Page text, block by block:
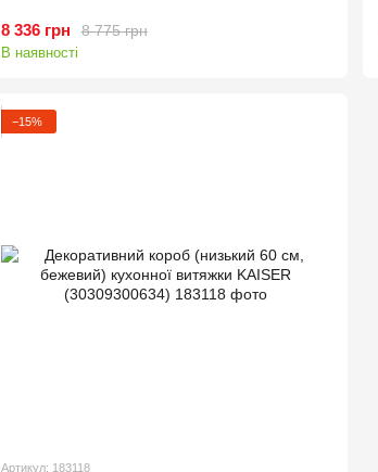
8 775 грн
8 336 грн
В наявності
−15%
Артикул: 183118